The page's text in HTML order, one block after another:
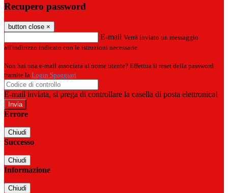
Recupero password
button close ×
E-mail Verrà inviato un messaggio
all'indirizzo indicato con le istruzioni necessarie.
Non hai una e-mail associata al nome utente? Effettua il reset della password
tramite la Login Spaggiari
E-mail inviata, si prega di controllare la casella di posta elettronica!
Errore
Chiudi
Successo
Chiudi
Informazione
Chiudi